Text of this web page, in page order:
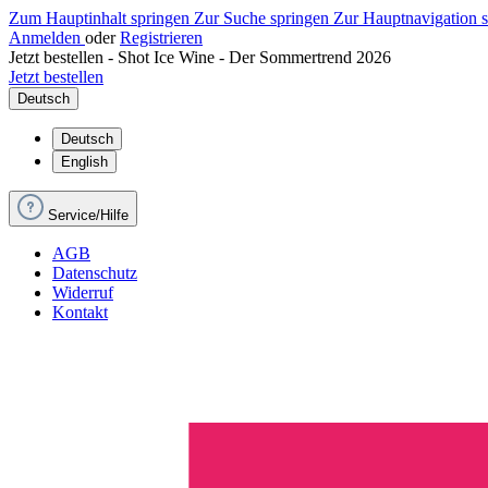
Zum Hauptinhalt springen Zur Suche springen Zur Hauptnavigation
Anmelden oder Registrieren
Jetzt bestellen - Shot Ice Wine - Der Sommertrend 2026
Jetzt bestellen
Deutsch
Deutsch
English
Service/Hilfe
AGB
Datenschutz
Widerruf
Kontakt